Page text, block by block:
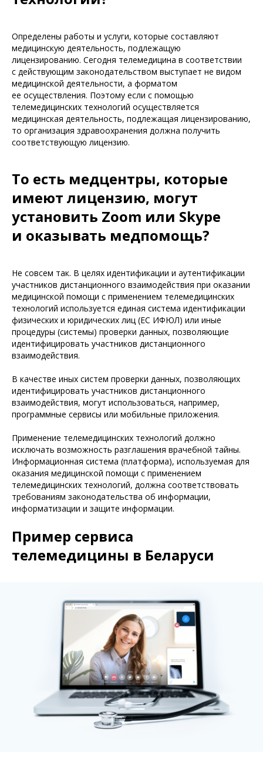
Определены работы и услуги, которые составляют
медицинскую деятельность, подлежащую
лицензированию. Сегодня телемедицина в соответствии
с действующим законодательством выступает не видом
медицинской деятельности, а форматом
ее осуществления. Поэтому если с помощью
телемедицинских технологий осуществляется
медицинская деятельность, подлежащая лицензированию,
то организация здравоохранения должна получить
соответствующую лицензию.
То есть медцентры, которые
имеют лицензию, могут
установить Zoom или Skype
и оказывать медпомощь?
Не совсем так. В целях идентификации и аутентификации
участников дистанционного взаимодействия при оказании
медицинской помощи с применением телемедицинских
технологий используется единая система идентификации
физических и юридических лиц (ЕС ИФЮЛ) или иные
процедуры (системы) проверки данных, позволяющие
идентифицировать участников дистанционного
взаимодействия.
В качестве иных систем проверки данных, позволяющих
идентифицировать участников дистанционного
взаимодействия, могут использоваться, например,
программные сервисы или мобильные приложения.
Применение телемедицинских технологий должно
исключать возможность разглашения врачебной тайны.
Информационная система (платформа), используемая для
оказания медицинской помощи с применением
телемедицинских технологий, должна соответствовать
требованиям законодательства об информации,
информатизации и защите информации.
Пример сервиса
телемедицины в Беларуси